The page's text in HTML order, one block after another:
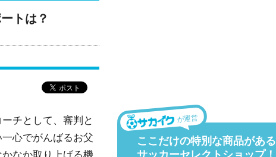
トは？
チとして、審判と
心でがんばるお父
なか取り上げる機
が運営
ここだけの特別な商品がある
サッカーセレクトショップ！